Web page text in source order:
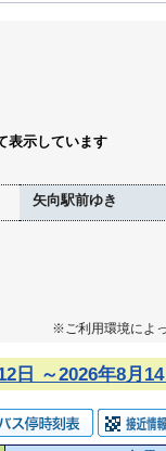
表示しています
矢向駅前ゆき
※ご利用環境によ
日 ～2026年8月